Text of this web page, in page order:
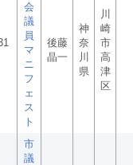
会
議
員
マ
ニ
フ
ェ
ス
ト
後藤
晶一
神
奈
川
県
川
崎
市
高
津
区
市
議